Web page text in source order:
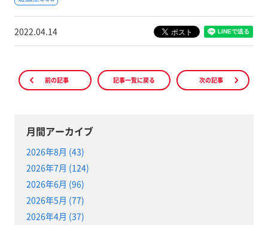
2022.04.14
前の記事 記事一覧に戻る 次の記事
月間アーカイブ
2026年8月 (43)
2026年7月 (124)
2026年6月 (96)
2026年5月 (77)
2026年4月 (37)